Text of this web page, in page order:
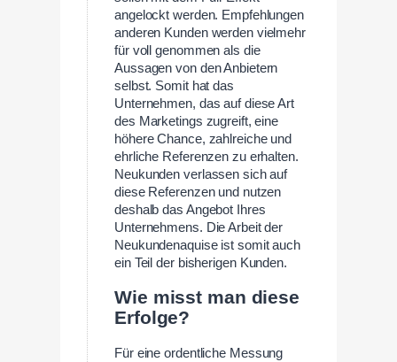
angelockt werden. Empfehlungen
anderen Kunden werden vielmehr
für voll genommen als die
Aussagen von den Anbietern
selbst. Somit hat das
Unternehmen, das auf diese Art
des Marketings zugreift, eine
höhere Chance, zahlreiche und
ehrliche Referenzen zu erhalten.
Neukunden verlassen sich auf
diese Referenzen und nutzen
deshalb das Angebot Ihres
Unternehmens. Die Arbeit der
Neukundenaquise ist somit auch
ein Teil der bisherigen Kunden.
Wie misst man diese
Erfolge?
Für eine ordentliche Messung